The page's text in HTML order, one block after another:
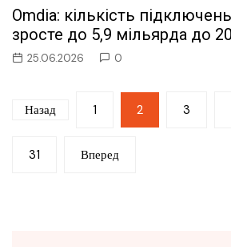
Omdia: кількість
зросте до 5,9 мільярда до
25.06.2026 0
Пагінація
Назад 1 2 3
31 Вперед